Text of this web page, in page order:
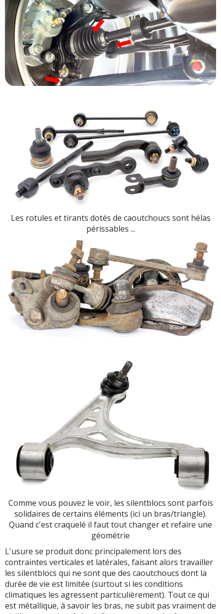
Les rotules et tirants dotés de caoutchoucs sont hélas
périssables ...
Comme vous pouvez le voir, les silentblocs sont parfois
solidaires de certains éléments (ici un bras/triangle).
Quand c'est craquelé il faut tout changer et refaire une
géométrie
L'usure se produit donc principalement lors des
contraintes verticales et latérales, faisant alors travailler
les silentblocs qui ne sont que des caoutchoucs dont la
durée de vie est limitée (surtout si les conditions
climatiques les agressent particulièrement). Tout ce qui
est métallique, à savoir les bras, ne subit pas vraiment de